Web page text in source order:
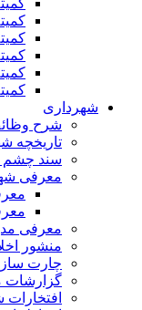
شهرداری
شرح
تاریخچه
سند چشم
معرفی
معرفی
منشور
چارت
گزارشات